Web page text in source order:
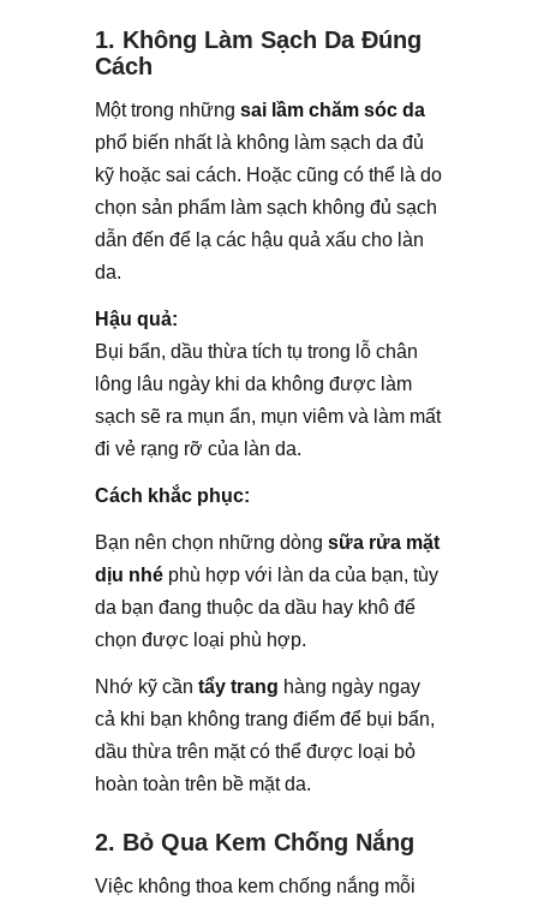
1. Không Làm Sạch Da Đúng
Cách
Một trong những sai lầm chăm sóc da
phổ biến nhất là không làm sạch da đủ
kỹ hoặc sai cách. Hoặc cũng có thể là do
chọn sản phẩm làm sạch không đủ sạch
dẫn đến để lạ các hậu quả xấu cho làn
da.
Hậu quả:
Bụi bẩn, dầu thừa tích tụ trong lỗ chân
lông lâu ngày khi da không được làm
sạch sẽ ra mụn ẩn, mụn viêm và làm mất
đi vẻ rạng rỡ của làn da.
Cách khắc phục:
Bạn nên chọn những dòng sữa rửa mặt
dịu nhé phù hợp với làn da của bạn, tùy
da bạn đang thuộc da dầu hay khô để
chọn được loại phù hợp.
Nhớ kỹ cần tẩy trang hàng ngày ngay
cả khi bạn không trang điểm để bụi bẩn,
dầu thừa trên mặt có thể được loại bỏ
hoàn toàn trên bề mặt da.
2. Bỏ Qua Kem Chống Nắng
Việc không thoa kem chống nắng mỗi